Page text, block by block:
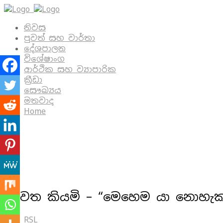
නිවස
පුවත් සහ වාර්තා
දේශපාලන
විශේෂාංග
ආර්ථික සහ ව්‍යාපාරික
ක්‍රීඩා
සෞඛ්‍යය
මතවාද
Home
නැවත කියමි – “මෙහෙම යා
RSL